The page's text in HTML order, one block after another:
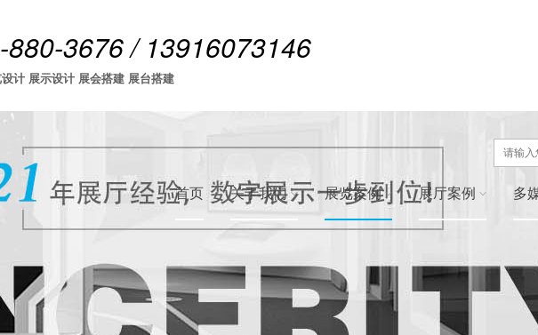
880-3676 / 13916073146
计 展示设计 展会搭建 展台搭建
首页 关于我们 展览案例 展厅案例 多